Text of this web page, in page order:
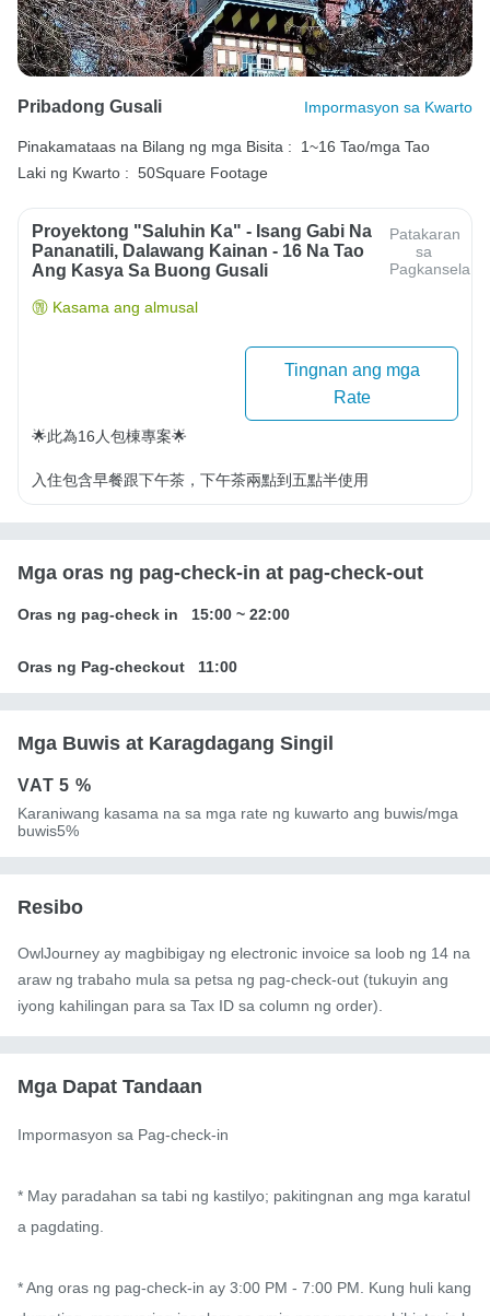
Pribadong Gusali Impormasyon sa Kwarto
Pinakamataas na Bilang ng mga Bisita :
1~16 Tao/mga Tao
Laki ng Kwarto : 50Square Footage
Proyektong "Saluhin Ka" - Isang Gabi Na
Pananatili, Dalawang Kainan - 16 Na Tao
Ang Kasya Sa Buong Gusali
Patakaran
sa
Pagkansela
Kasama ang almusal
Tingnan ang mga
Rate
🌟此為16人包棟專案🌟
入住包含早餐跟下午茶，下午茶兩點到五點半使用
Mga oras ng pag-check-in at pag-check-out
Oras ng pag-check in 15:00 ~ 22:00
Oras ng Pag-checkout 11:00
Mga Buwis at Karagdagang Singil
VAT5 %
Karaniwang kasama na sa mga rate ng kuwarto ang buwis/mga
buwis5%
Resibo
OwlJourney ay magbibigay ng electronic invoice sa loob ng 14 na
araw ng trabaho mula sa petsa ng pag-check-out (tukuyin ang
iyong kahilingan para sa Tax ID sa column ng order).
Mga Dapat Tandaan
Impormasyon sa Pag-check-in
* May paradahan sa tabi ng kastilyo; pakitingnan ang mga karatul
a pagdating.
* Ang oras ng pag-check-in ay 3:00 PM - 7:00 PM. Kung huli kang